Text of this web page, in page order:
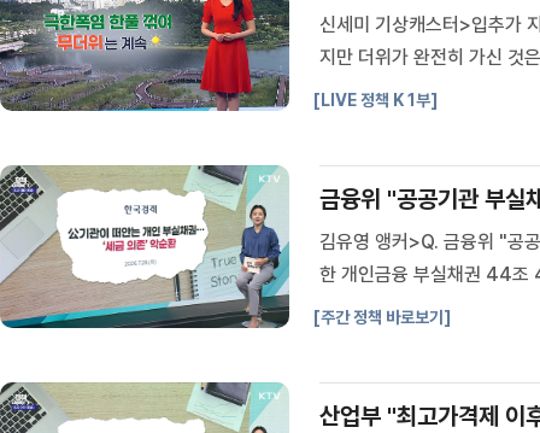
신세미 기상캐스터>입추가
지만 더위가 완전히 가신 것
제외한 수도권과 충청, 경북
[LIVE 정책 K 1부]
금융위 "공공기관 부실
김유영 앵커>Q. 금융위 "공
한 개인금융 부실채권 44조
가 나왔습니다.2025년 말
[주간 정책 바로보기]
산업부 "최고가격제 이